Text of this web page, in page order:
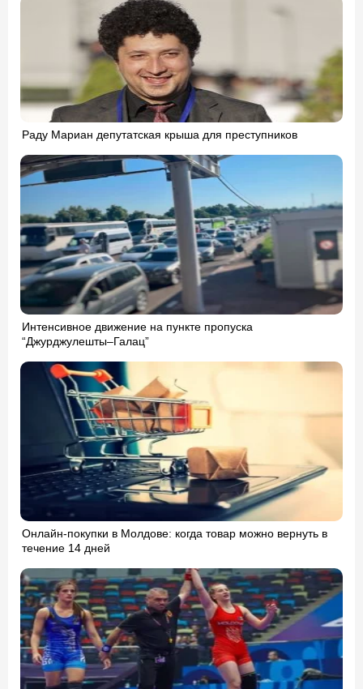
Раду Мариан депутатская крыша для преступников
Интенсивное движение на пункте пропуска
“Джурджулешты–Галац”
Онлайн-покупки в Молдове: когда товар можно вернуть в
течение 14 дней